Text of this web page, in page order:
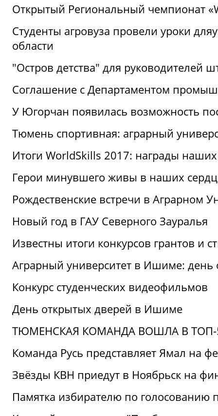
Открытый Региональный чемпионат
Студенты агровуза провели уроки
области
"Остров детства" для руководителей
Соглашение с Департаментом
У Югорчан появилась возможность
Тюмень спортивная: аграрный
Итоги WorldSkills 2017: награды наших
Герои минувшего живы в наших
Рождественские встречи в Аграрном
Новый год в ГАУ Северного Зауралья
Известны итоги конкурсов грантов и
Аграрный университет в Ишиме: день
Конкурс студенческих видеофильмов
День открытых дверей в Ишиме
ТЮМЕНСКАЯ КОМАНДА ВОШЛА В ТОП-
Команда Русь представляет Ямал на
Звёзды КВН приедут в Ноябрьск на
Памятка избирателю по голосованию